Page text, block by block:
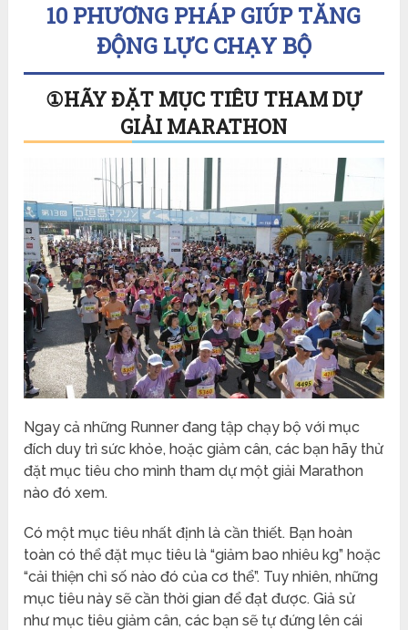
10 PHƯƠNG PHÁP GIÚP TĂNG
ĐỘNG LỰC CHẠY BỘ
①HÃY ĐẶT MỤC TIÊU THAM DỰ
GIẢI MARATHON
Ngay cả những Runner đang tập chạy bộ với mục
đích duy trì sức khỏe, hoặc giảm cân, các bạn hãy thử
đặt mục tiêu cho mình tham dự một giải Marathon
nào đó xem.
Có một mục tiêu nhất định là cần thiết. Bạn hoàn
toàn có thể đặt mục tiêu là “giảm bao nhiêu kg” hoặc
“cải thiện chỉ số nào đó của cơ thể”. Tuy nhiên, những
mục tiêu này sẽ cần thời gian để đạt được. Giả sử
như mục tiêu giảm cân, các bạn sẽ tự đứng lên cái